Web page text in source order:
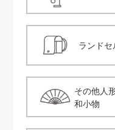
ランドセ
その他人
和小物